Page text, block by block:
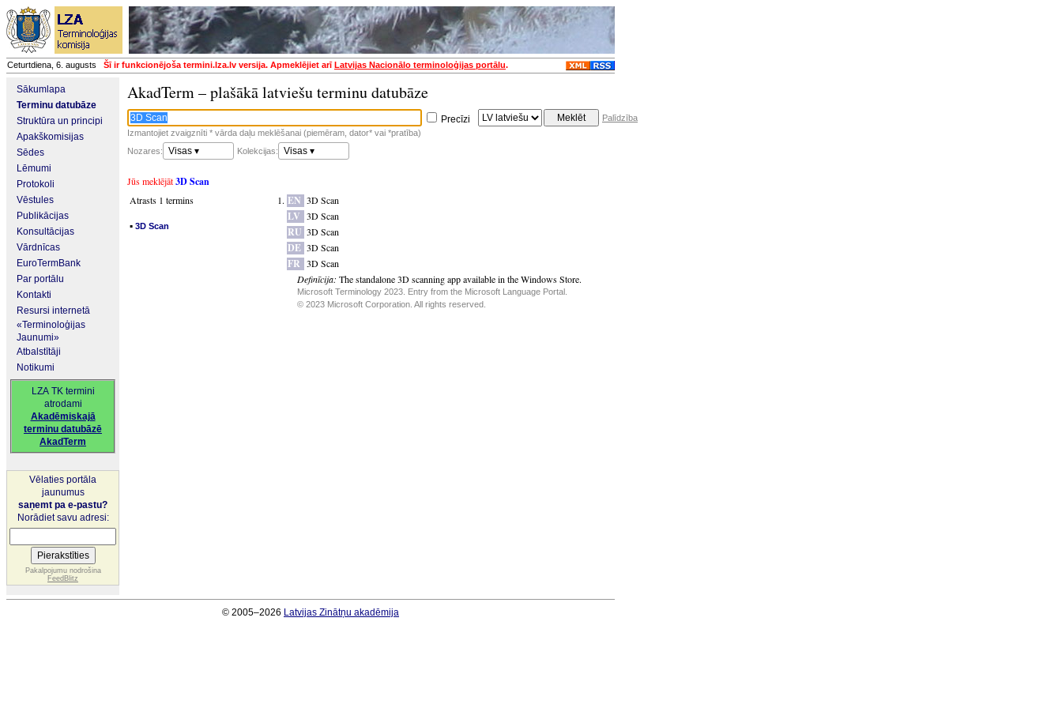
Ceturtdiena, 6. augusts Šī ir funkcionējoša termini.lza.lv versija. Apmeklējiet arīLatvijas Nacionālo terminoloģijas portālu.
Sākumlapa
Terminu datubāze
Struktūra un principi
Apakškomisijas
Sēdes
Lēmumi
Protokoli
Vēstules
Publikācijas
Konsultācijas
Vārdnīcas
EuroTermBank
Par portālu
Kontakti
Resursi internetā
«Terminoloģijas
Jaunumi»
Atbalstītāji
Notikumi
LZA TK termini
atrodami
Akadēmiskajā
terminu datubāzē
AkadTerm
Vēlaties portāla
jaunumus
saņemt pa e-pastu?
Norādiet savu adresi:
Pakalpojumu nodrošina
FeedBlitz
AkadTerm – plašākā latviešu terminu datubāze
Precīzi
Palīdzība
Izmantojiet zvaigznīti * vārda daļu meklēšanai (piemēram, dator* vai *pratība)
Nozares:
Visas ▾ Kolekcijas: Visas ▾
Jūs meklējāt3D Scan
Atrasts 1 termins
▪ 3D Scan
EN 3D Scan
LV 3D Scan
RU 3D Scan
DE 3D Scan
FR 3D Scan
Definīcija: The standalone 3D scanning app available in the Windows Store.​​
Microsoft Terminology 2023. Entry from the Microsoft Language Portal.
© 2023 Microsoft Corporation. All rights reserved.
© 2005–2026 Latvijas Zinātņu akadēmija